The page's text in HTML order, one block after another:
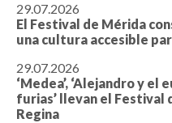
29.07.2026
El Festival de Mérida
una cultura accesible
29.07.2026
‘Medea’, ‘Alejandro y el
furias’ llevan el Festival
Regina